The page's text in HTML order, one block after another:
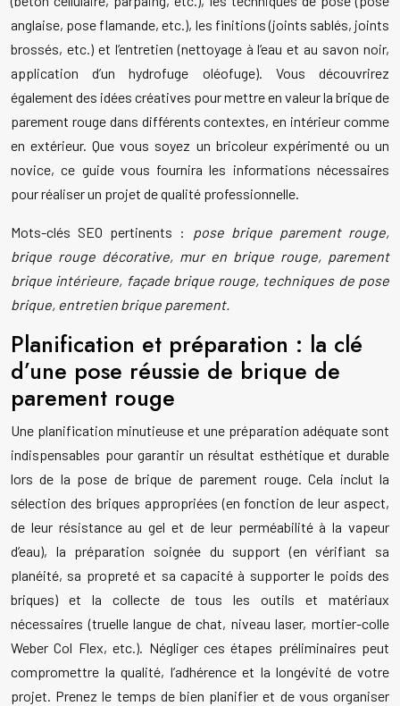
anglaise, pose flamande, etc.), les finitions (joints sablés, joints
brossés, etc.) et l’entretien (nettoyage à l’eau et au savon noir,
application d’un hydrofuge oléofuge). Vous découvrirez
également des idées créatives pour mettre en valeur la brique de
parement rouge dans différents contextes, en intérieur comme
en extérieur. Que vous soyez un bricoleur expérimenté ou un
novice, ce guide vous fournira les informations nécessaires
pour réaliser un projet de qualité professionnelle.
Mots-clés SEO pertinents : pose brique parement rouge,
brique rouge décorative, mur en brique rouge, parement
brique intérieure, façade brique rouge, techniques de pose
brique, entretien brique parement.
Planification et préparation : la clé
d’une pose réussie de brique de
parement rouge
Une planification minutieuse et une préparation adéquate sont
indispensables pour garantir un résultat esthétique et durable
lors de la pose de brique de parement rouge. Cela inclut la
sélection des briques appropriées (en fonction de leur aspect,
de leur résistance au gel et de leur perméabilité à la vapeur
d’eau), la préparation soignée du support (en vérifiant sa
planéité, sa propreté et sa capacité à supporter le poids des
briques) et la collecte de tous les outils et matériaux
nécessaires (truelle langue de chat, niveau laser, mortier-colle
Weber Col Flex, etc.). Négliger ces étapes préliminaires peut
compromettre la qualité, l’adhérence et la longévité de votre
projet. Prenez le temps de bien planifier et de vous organiser